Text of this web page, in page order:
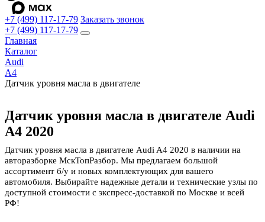
+7 (499) 117-17-79 Заказать звонок
+7 (499) 117-17-79
Главная
Каталог
Audi
A4
Датчик уровня масла в двигателе
Датчик уровня масла в двигателе Audi
A4 2020
Датчик уровня масла в двигателе Audi A4 2020 в наличии на
авторазборке МскТопРазбор. Мы предлагаем большой
ассортимент б/у и новых комплектующих для вашего
автомобиля. Выбирайте надежные детали и технические узлы по
доступной стоимости с экспресс-доставкой по Москве и всей
РФ!